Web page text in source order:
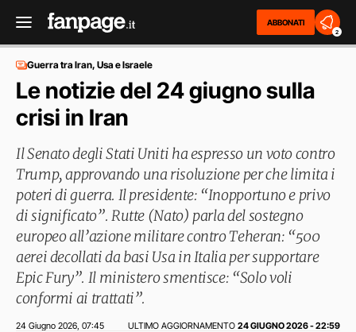
ABBONATI
2
Guerra tra Iran, Usa e Israele
Le notizie del 24 giugno sulla
crisi in Iran
Il Senato degli Stati Uniti ha espresso un voto contro
Trump, approvando una risoluzione per che limita i
poteri di guerra. Il presidente: “Inopportuno e privo
di significato”. Rutte (Nato) parla del sostegno
europeo all’azione militare contro Teheran: “500
aerei decollati da basi Usa in Italia per supportare
Epic Fury”. Il ministero smentisce: “Solo voli
conformi ai trattati”.
24 Giugno 2026 07:45 ULTIMO AGGIORNAMENTO 24 GIUGNO 2026 - 22:59